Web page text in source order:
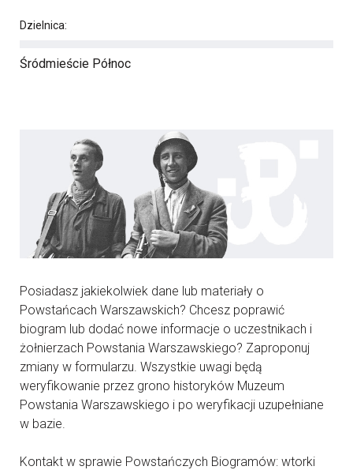
Dzielnica:
Śródmieście Północ
Posiadasz jakiekolwiek dane lub materiały o
Powstańcach Warszawskich? Chcesz poprawić
biogram lub dodać nowe informacje o uczestnikach i
żołnierzach Powstania Warszawskiego? Zaproponuj
zmiany w formularzu. Wszystkie uwagi będą
weryfikowanie przez grono historyków Muzeum
Powstania Warszawskiego i po weryfikacji uzupełniane
w bazie.
Kontakt w sprawie Powstańczych Biogramów: wtorki